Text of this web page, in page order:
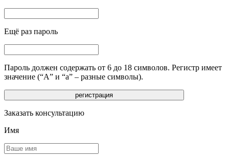
Ещё раз пароль
Пароль должен содержать от 6 до 18 символов. Регистр имеет
значение (“А” и “а” – разные символы).
Заказать консультацию
Имя